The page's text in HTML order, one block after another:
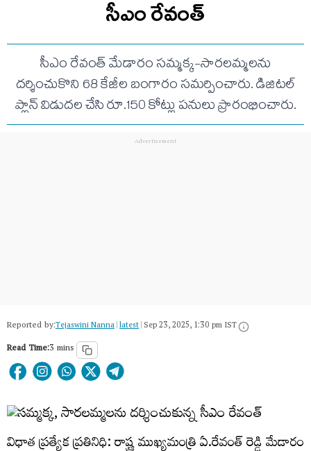
సీఎం రేవంత్
సీఎం రేవంత్ మేడారం సమ్మక్క-సారలమ్మలను
దర్శించుకొని 68 కేజీల బంగారం సమర్పించారు. డిజిటల్
ప్లాన్ విడుదల చేసి రూ.150 కోట్లు పనులు ప్రారంభించారు.
Reported by:Tejaswini Nanna|latest|Sep 23, 2025, 1:30 pm IST
Read Time:3 mins
విధాత ప్రత్యేక ప్రతినిధి: రాష్ట్ర ముఖ్యమంత్రి ఏ.రేవంత్ రెడ్డి మేడారం